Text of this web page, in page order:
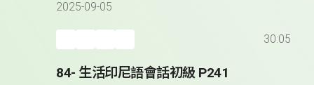
2025-09-05
30:05
84- 生活印尼語會話初級 P241